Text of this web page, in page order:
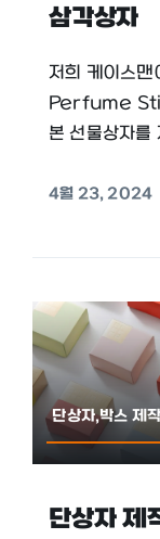
삼각상자
저희 케이스
Perfume
본 선물상자를
4월 23, 2024
단상자,박스 제
단상자 제